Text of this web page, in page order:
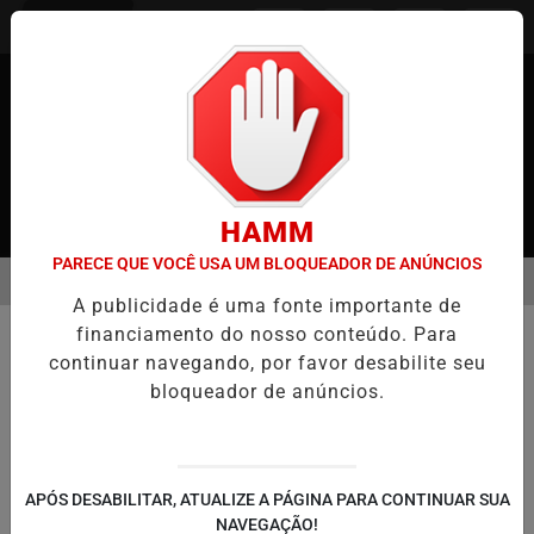
EM ALTA
SAÚDE
Mudanças climáticas favorecem
fungos letais e ampliam riscos à
Aspergillus fumigatus, capaz de causar
HAMM
PARECE QUE VOCÊ USA UM BLOQUEADOR DE ANÚNCIOS
A publicidade é uma fonte importante de
financiamento do nosso conteúdo. Para
continuar navegando, por favor desabilite seu
bloqueador de anúncios.
APÓS DESABILITAR, ATUALIZE A PÁGINA PARA CONTINUAR SUA
NAVEGAÇÃO!